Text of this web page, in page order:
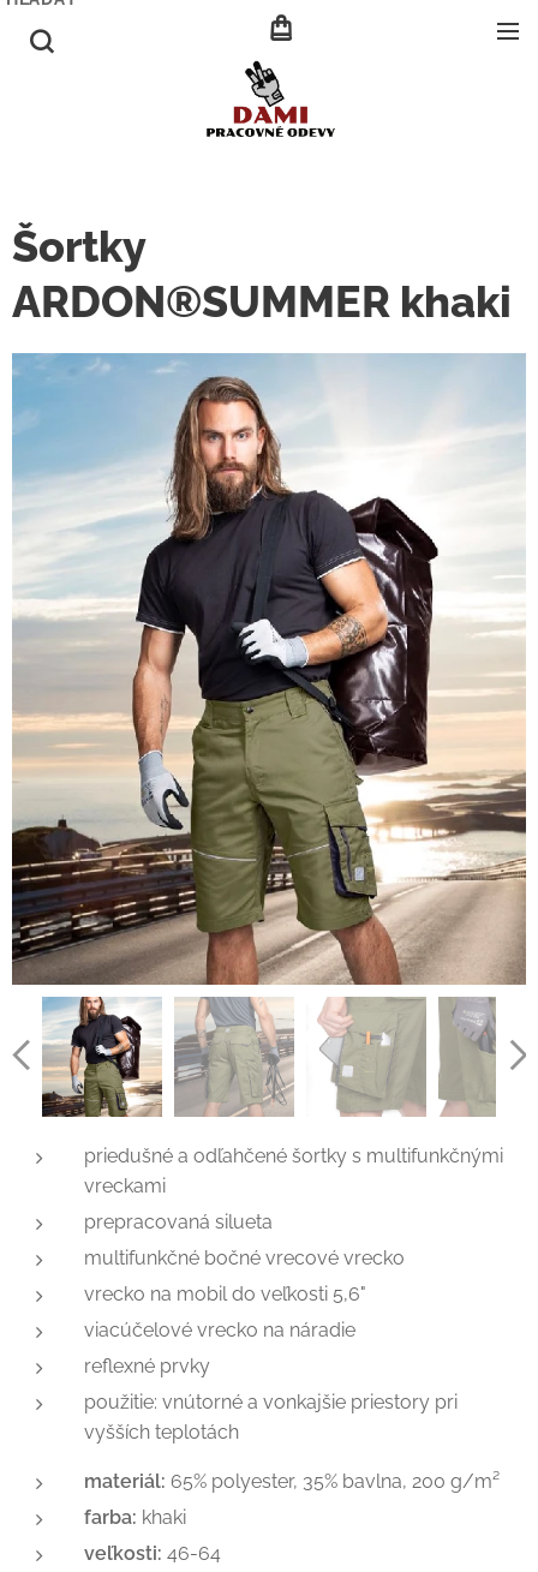
Šortky
ARDON®SUMMER khaki
priedušné a odľahčené šortky s multifunkčnými
vreckami
prepracovaná silueta
multifunkčné bočné vrecové vrecko
vrecko na mobil do veľkosti 5,6"
viacúčelové vrecko na náradie
reflexné prvky
použitie: vnútorné a vonkajšie priestory pri
vyšších teplotách
materiál: 65% polyester, 35% bavlna, 200 g/m²
farba: khaki
veľkosti: 46-64